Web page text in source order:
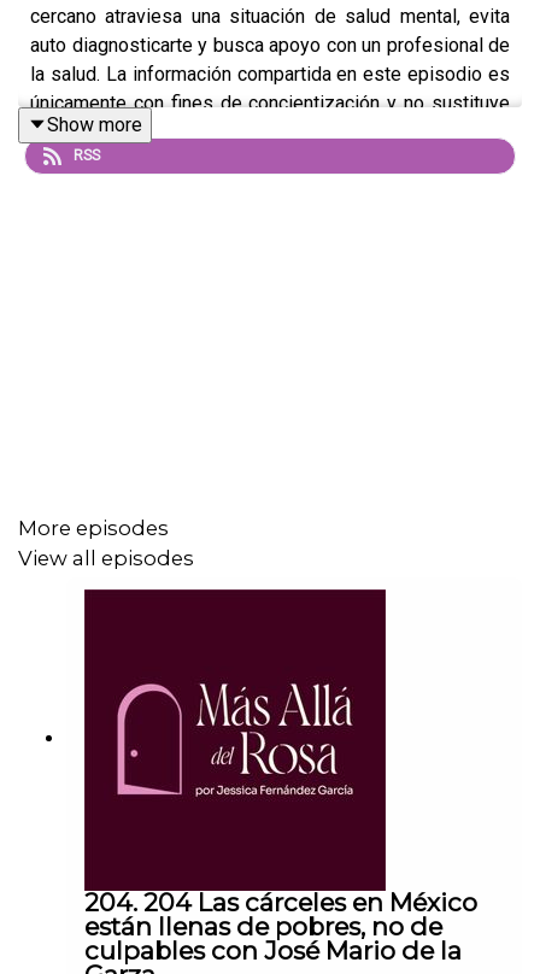
cercano atraviesa una situación de salud mental, evita
auto diagnosticarte y busca apoyo con un profesional de
la salud. La información compartida en este episodio es
únicamente con fines de concientización y no sustituye
ni constituye una guía para un diagnóstico clínico.
aceptación y encontrar paz en medio del caos.
@luli_oficial11
@lulioficial_11
Y para apoyar su proyecto
Y sigue mi trabajo en @masalladelrosapodcast y
@jessicafdzg
Show more
RSS
More episodes
View all episodes
204. 204 Las cárceles en México
están llenas de pobres, no de
culpables con José Mario de la